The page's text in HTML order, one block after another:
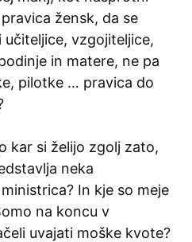
žensk, da se
vzgojiteljice,
in matere, ne pa
pilotke … pravica do
kar si želijo zgolj zato,
neka
In kje so meje
na koncu v
uvajati moške kvote?